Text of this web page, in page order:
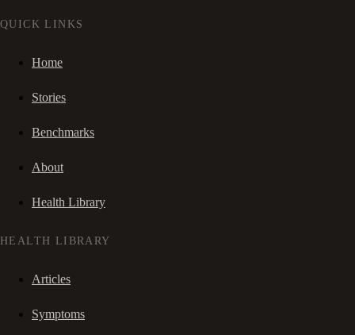
QUICK LINKS
Home
Stories
Benchmarks
About
Health Library
HEALTH LIBRARY
Articles
Symptoms